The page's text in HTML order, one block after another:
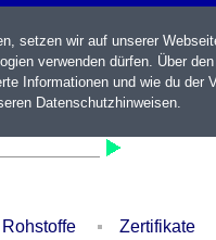
Rohstoffe Zertifikate
setzen wir auf unserer
verwenden dürfen. Über
Informationen und wie du der
Datenschutzhinweisen.